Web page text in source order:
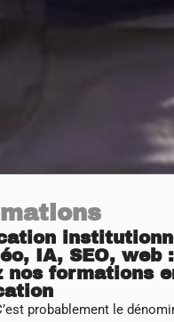
IA, SEO, web :
nos formations
probablement le